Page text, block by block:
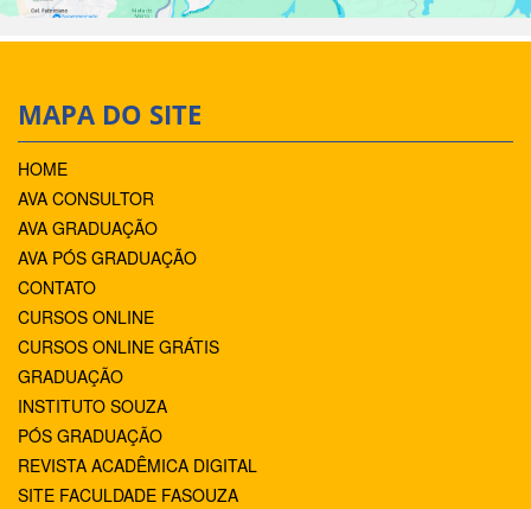
MAPA DO SITE
HOME
AVA CONSULTOR
AVA GRADUAÇÃO
AVA PÓS GRADUAÇÃO
CONTATO
CURSOS ONLINE
CURSOS ONLINE GRÁTIS
GRADUAÇÃO
INSTITUTO SOUZA
PÓS GRADUAÇÃO
REVISTA ACADÊMICA DIGITAL
SITE FACULDADE FASOUZA